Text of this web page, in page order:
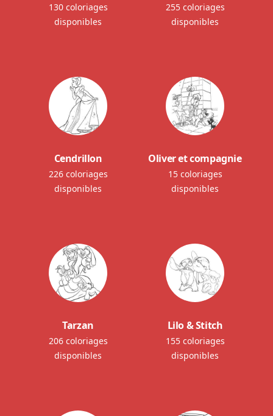
130 coloriages
disponibles
255 coloriages
disponibles
Cendrillon
226 coloriages
disponibles
Oliver et compagnie
15 coloriages
disponibles
Tarzan
206 coloriages
disponibles
Lilo & Stitch
155 coloriages
disponibles